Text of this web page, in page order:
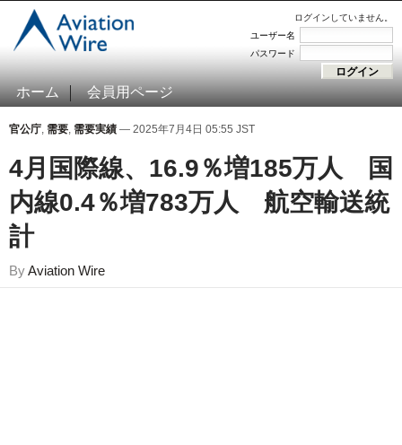
ログインしていません。
ユーザー名
パスワード
ホーム 会員用ページ
官公庁, 需要, 需要実績 — 2025年7月4日 05:55 JST
4月国際線、16.9％増185万人 国
内線0.4％増783万人 航空輸送統
計
ByAviation Wire